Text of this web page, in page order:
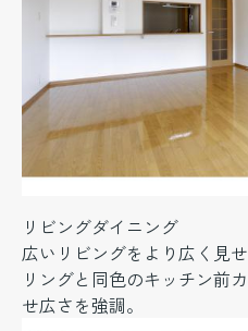
リビングダイニング
広いリビングをより広く見
リングと同色のキッチン前
せ広さを強調。